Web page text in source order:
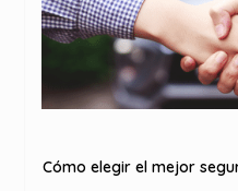
Cómo elegir el mejor